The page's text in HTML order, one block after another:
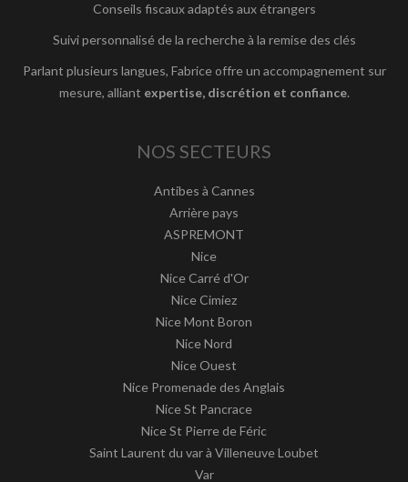
Conseils fiscaux adaptés aux étrangers
Suivi personnalisé de la recherche à la remise des clés
Parlant plusieurs langues, Fabrice offre un accompagnement sur
mesure, alliant expertise, discrétion et confiance.
NOS SECTEURS
Antibes à Cannes
Arrière pays
ASPREMONT
Nice
Nice Carré d'Or
Nice Cimiez
Nice Mont Boron
Nice Nord
Nice Ouest
Nice Promenade des Anglais
Nice St Pancrace
Nice St Pierre de Féric
Saint Laurent du var à Villeneuve Loubet
Var